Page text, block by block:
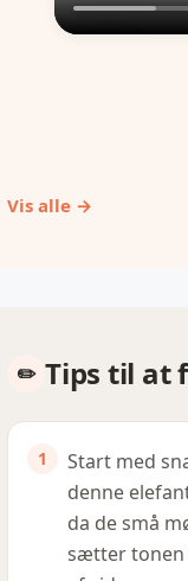
Vis alle →
Tips til at
Start med
denne
da de små
sætter tonen